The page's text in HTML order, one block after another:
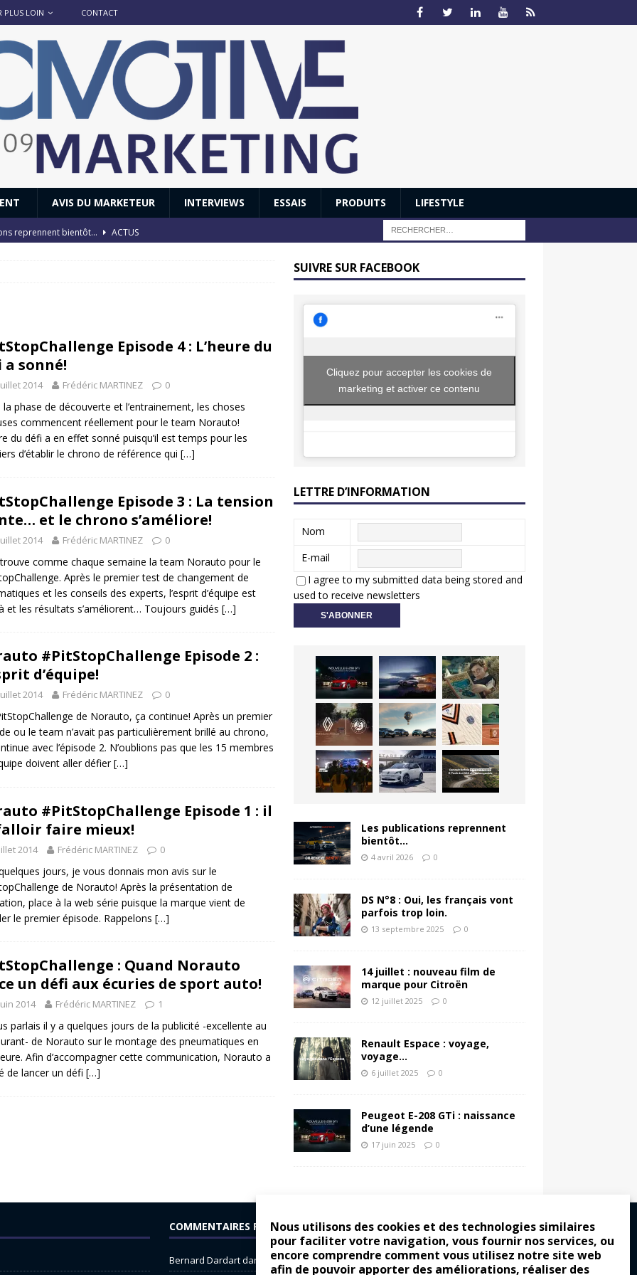
Nous utilisons des cookies et des technologies similaires
pour faciliter votre navigation, vous fournir nos services, ou
encore comprendre comment vous utilisez notre site web
afin de pouvoir apporter des améliorations, réaliser des
PLUS LOIN CONTACT
AVIS DU MARKETEUR INTERVIEWS ESSAIS PRODUITS LIFESTYLE
reprennent bientôt…
ACTUS
GTi : naissance d’une légende
Honda dévoile un spot publicitaire… confiné! ACTUS
Episode 4 : L’heure du
a sonné!
2014 Frédéric MARTINEZ 0
la phase de découverte et l’entrainement, les choses
commencent réellement pour le team Norauto!
du défi a en effet sonné puisqu’il est temps pour les
d’établir le chrono de référence qui […]
Episode 3 : La tension
et le chrono s’améliore!
2014 Frédéric MARTINEZ 0
comme chaque semaine la team Norauto pour le
Après le premier test de changement de
et les conseils des experts, l’esprit d’équipe est
et les résultats s’améliorent… Toujours guidés […]
#PitStopChallenge Episode 2 :
d’équipe!
2014 Frédéric MARTINEZ 0
de Norauto, ça continue! Après un premier
ou le team n’avait pas particulièrement brillé au chrono,
avec l’épisode 2. N’oublions pas que les 15 membres
doivent aller défier[…]
#PitStopChallenge Episode 1 : il
faire mieux!
2014 Frédéric MARTINEZ 0
jours, je vous donnais mon avis sur le
de Norauto! Après la présentation de
place à la web série puisque la marque vient de
le premier épisode. Rappelons […]
: Quand Norauto
un défi aux écuries de sport auto!
2014 Frédéric MARTINEZ 1
parlais il y a quelques jours de la publicité -excellente au
de Norauto sur le montage des pneumatiques en
Afin d’accompagner cette communication, Norauto a
de lancer un défi […]
SUIVRE SUR FACEBOOK
Cliquez pour accepter les cookies de
marketing et activer ce contenu
LETTRE D’INFORMATION
Nom
E-mail
I agree to my submitted data being stored and
used to receive newsletters
Les publications reprennent
bientôt…
4 avril 2026 0
DS N°8 : Oui, les français vont
parfois trop loin.
13 septembre 2025 0
14 juillet : nouveau film de
marque pour Citroën
12 juillet 2025 0
Renault Espace : voyage,
voyage…
6 juillet 2025 0
Peugeot E-208 GTi : naissance
d’une légende
17 juin 2025 0
COMMENTAIRES RÉCENTS
Bernard Dardartdans Dacia Sandero : pour les gens vrais